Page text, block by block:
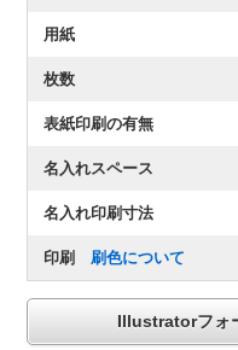
用紙
枚数
表紙印刷の有無
名入れスペース
名入れ印刷寸法
印刷 刷色について
Illustratorフォ